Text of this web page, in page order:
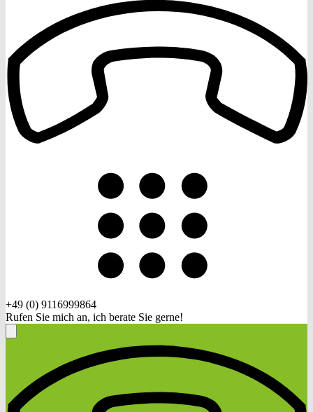
+49 (0) 9116999864
Rufen Sie mich an, ich berate Sie gerne!